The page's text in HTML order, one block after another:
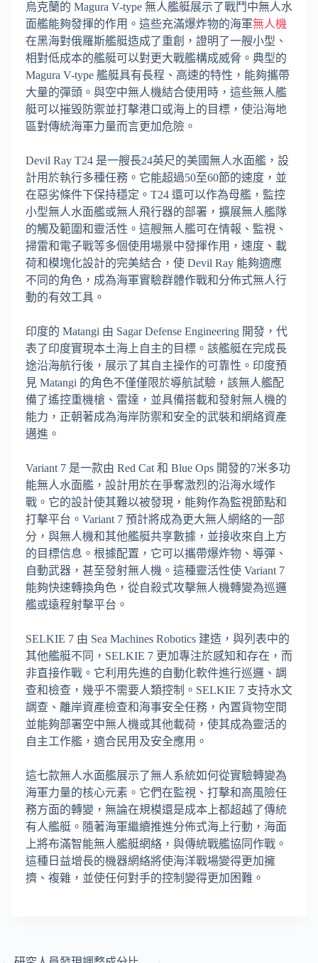
烏克蘭的 Magura V-type 無人艦艇展示了戰鬥中無人水
面艦能夠發揮的作用。這些充滿爆炸物的海軍無人機
在黑海對俄羅斯艦艇造成了重創，證明了一艘小型、
相對低成本的艦艇可以對更大戰艦構成威脅。典型的
Magura V-type 艦艇具有長程、高速的特性，能夠攜帶
大量的彈頭。與空中無人機結合使用時，這些無人艦
艇可以摧毀防禦並打擊港口或海上的目標，使沿海地
區對傳統海軍力量而言更加危險。
Devil Ray T24 是一艘長24英尺的美國無人水面艦，設
計用於執行多種任務。它能超過50至60節的速度，並
在惡劣條件下保持穩定。T24 還可以作為母艦，監控
小型無人水面艦或無人飛行器的部署，擴展無人艦隊
的觸及範圍和靈活性。這艘無人艦可在情報、監視、
掃雷和電子戰等多個使用場景中發揮作用，速度、載
荷和模塊化設計的完美結合，使 Devil Ray 能夠適應
不同的角色，成為海軍實驗群體作戰和分佈式無人行
動的有效工具。
印度的 Matangi 由 Sagar Defense Engineering 開發，代
表了印度實現本土海上自主的目標。該艦艇在完成長
途沿海航行後，展示了其自主操作的可靠性。印度預
見 Matangi 的角色不僅僅限於導航試驗，該無人艦配
備了遙控重機槍、雷達，並具備搭載和發射無人機的
能力，正朝著成為海岸防禦和安全的武裝和網絡資產
邁進。
Variant 7 是一款由 Red Cat 和 Blue Ops 開發的7米多功
能無人水面艦，設計用於在爭奪激烈的沿海水域作
戰。它的設計使其難以被發現，能夠作為監視節點和
打擊平台。Variant 7 預計將成為更大無人網絡的一部
分，與無人機和其他艦艇共享數據，並接收來自上方
的目標信息。根據配置，它可以攜帶爆炸物、導彈、
自動武器，甚至發射無人機。這種靈活性使 Variant 7
能夠快速轉換角色，從自殺式攻擊無人機轉變為巡邏
艦或遠程射擊平台。
SELKIE 7 由 Sea Machines Robotics 建造，與列表中的
其他艦艇不同，SELKIE 7 更加專注於感知和存在，而
非直接作戰。它利用先進的自動化軟件進行巡邏、調
查和檢查，幾乎不需要人類控制。SELKIE 7 支持水文
調查、離岸資產檢查和海事安全任務，內置貨物空間
並能夠部署空中無人機或其他載荷，使其成為靈活的
自主工作艦，適合民用及安全應用。
這七款無人水面艦展示了無人系統如何從實驗轉變為
海軍力量的核心元素。它們在監視、打擊和高風險任
務方面的轉變，無論在規模還是成本上都超越了傳統
有人艦艇。隨著海軍繼續推進分佈式海上行動，海面
上將布滿智能無人艦艇網絡，與傳統戰艦協同作戰。
這種日益增長的機器網絡將使海洋戰場變得更加擁
擠、複雜，並使任何對手的控制變得更加困難。